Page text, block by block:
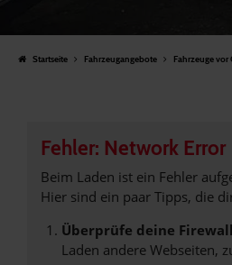
Startseite Fahrzeugangebote Fahrzeuge vor
Fehler: Network Error
Beim Laden ist ein Fehler
Hier sind ein paar Tipps, die
Überprüfe deine
Laden andere Webseiten,